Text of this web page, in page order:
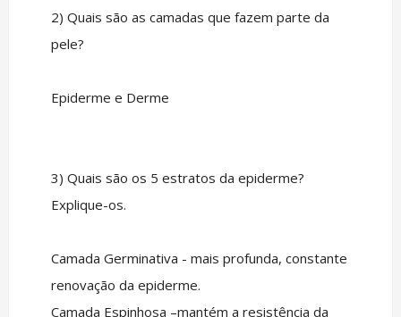
2) Quais são as camadas que fazem parte da
pele?
Epiderme e Derme
3) Quais são os 5 estratos da epiderme?
Explique-os.
Camada Germinativa - mais profunda, constante
renovação da epiderme.
Camada Espinhosa –mantém a resistência da